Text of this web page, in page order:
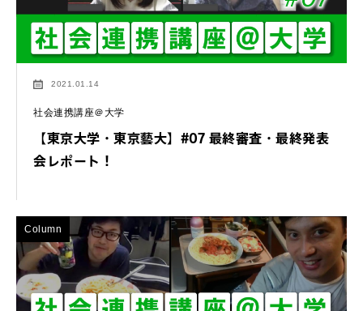
2021.01.14
社会連携講座＠大学
【東京大学・東京藝大】#07 最終審査・最終発表
会レポート！
Column